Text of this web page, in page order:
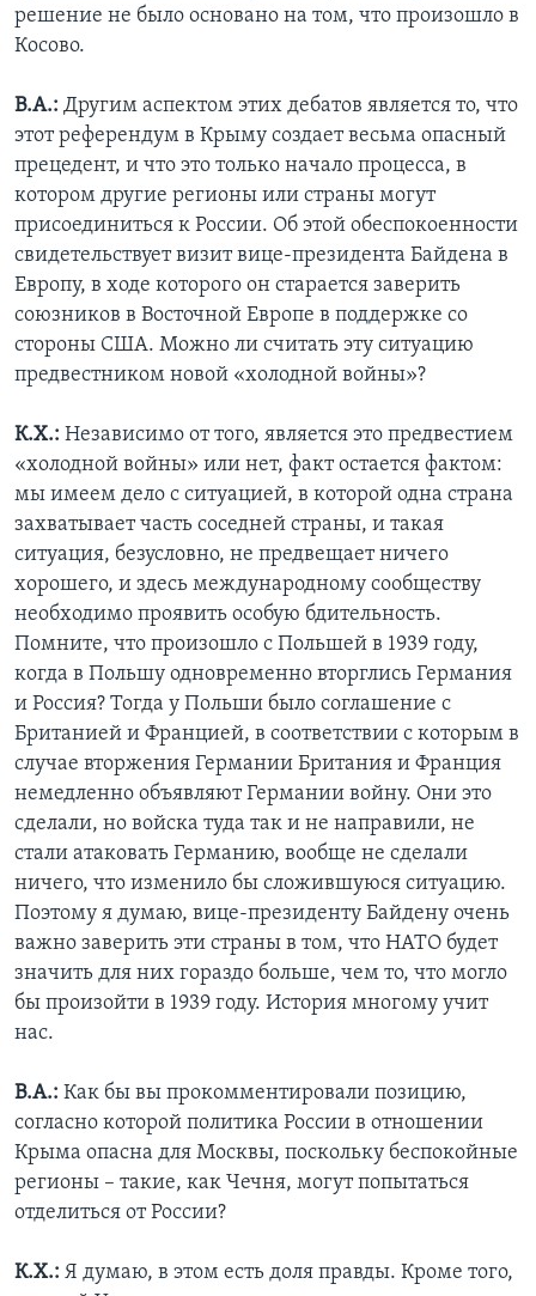
решение не было основано на том, что произошло в
Косово.
В.А.: Другим аспектом этих дебатов является то, что
этот референдум в Крыму создает весьма опасный
прецедент, и что это только начало процесса, в
котором другие регионы или страны могут
присоединиться к России. Об этой обеспокоенности
свидетельствует визит вице-президента Байдена в
Европу, в ходе которого он старается заверить
союзников в Восточной Европе в поддержке со
стороны США. Можно ли считать эту ситуацию
предвестником новой «холодной войны»?
К.Х.: Независимо от того, является это предвестием
«холодной войны» или нет, факт остается фактом:
мы имеем дело с ситуацией, в которой одна страна
захватывает часть соседней страны, и такая
ситуация, безусловно, не предвещает ничего
хорошего, и здесь международному сообществу
необходимо проявить особую бдительность.
Помните, что произошло с Польшей в 1939 году,
когда в Польшу одновременно вторглись Германия
и Россия? Тогда у Польши было соглашение с
Британией и Францией, в соответствии с которым в
случае вторжения Германии Британия и Франция
немедленно объявляют Германии войну. Они это
сделали, но войска туда так и не направили, не
стали атаковать Германию, вообще не сделали
ничего, что изменило бы сложившуюся ситуацию.
Поэтому я думаю, вице-президенту Байдену очень
важно заверить эти страны в том, что НАТО будет
значить для них гораздо больше, чем то, что могло
бы произойти в 1939 году. История многому учит
нас.
В.А.: Как бы вы прокомментировали позицию,
согласно которой политика России в отношении
Крыма опасна для Москвы, поскольку беспокойные
регионы – такие, как Чечня, могут попытаться
отделиться от России?
К.Х.: Я думаю, в этом есть доля правды. Кроме того,